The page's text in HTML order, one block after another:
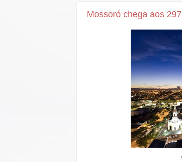
Mossoró chega aos